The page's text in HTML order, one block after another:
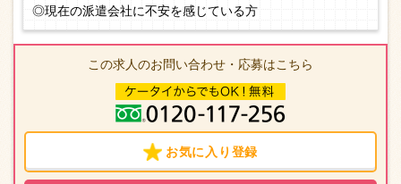
◎現在の派遣会社に不安を感じている方
この求人のお問い合わせ・応募はこちら
お気に入り登録